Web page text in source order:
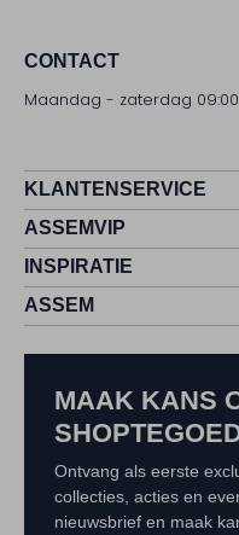
CONTACT
Maandag - zaterdag 09:00
KLANTENSERVICE
ASSEMVIP
INSPIRATIE
ASSEM
MAAK KANS
Ontvang als eerste
collecties, acties en
nieuwsbrief en maak